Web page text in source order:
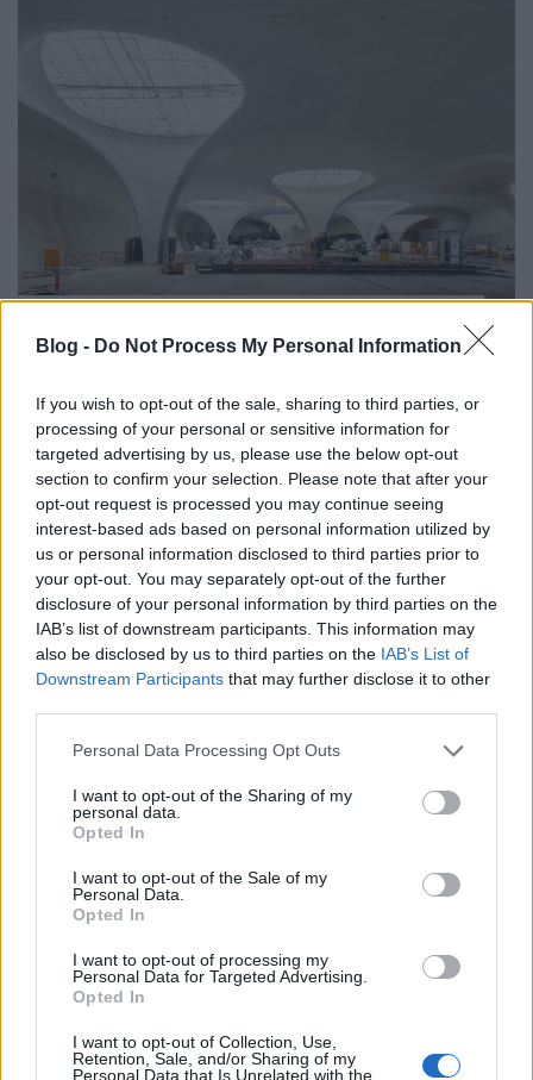
Blog - Do Not Process My Personal Information
If you wish to opt-out of the sale, sharing to third parties, or
processing of your personal or sensitive information for
targeted advertising by us, please use the below opt-out
section to confirm your selection. Please note that after your
opt-out request is processed you may continue seeing
interest-based ads based on personal information utilized by
us or personal information disclosed to third parties prior to
your opt-out. You may separately opt-out of the further
disclosure of your personal information by third parties on the
IAB’s list of downstream participants. This information may
also be disclosed by us to third parties on the IAB’s List of
Downstream Participants that may further disclose it to other
Please note that this website/app uses one or more Google
not limited to your visit or usage behaviour. You may click to
grant or deny consent to Google and its third-party tags to
use your data for below specified purposes in below Google
consent section.
Personal Data Processing Opt Outs
I want to opt-out of the Sharing of my
personal data.
Opted In
I want to opt-out of the Sale of my
Personal Data.
Opted In
I want to opt-out of processing my
Personal Data for Targeted Advertising.
Opted In
I want to opt-out of Collection, Use,
Retention, Sale, and/or Sharing of my
Personal Data that Is Unrelated with the
Balogh Zsolt•2023. július 14.
Stuttgart és a német államvasút, a Deutsche Bahn
nagy fába vágta a fejszéjét, amikor belevágtak a
Stuttgart 21 projektbe, mely Közép-Európa
legnagyobb vasútfejlesztése, hatása pedig, he
elkészül, egészen Budapestig ér! A jövendőbeli
pályaudvar már elkészült vonatfogadó csarnoka,
egyenlőre még…
A Wendlingen-Ulm nagysebességű
vasútvonal
Balogh Zsolt•2019. október 27.
javában zajlik egy új vasútvonal építése, mely
jelentősen lerövidíti mjad a menetidőt Stuttgart és
München között. Az új vasútvonal része az Európai
magisztrálnak, mely az európai TEN-T nemzetközi…
A Stuttgart Stadtbahn